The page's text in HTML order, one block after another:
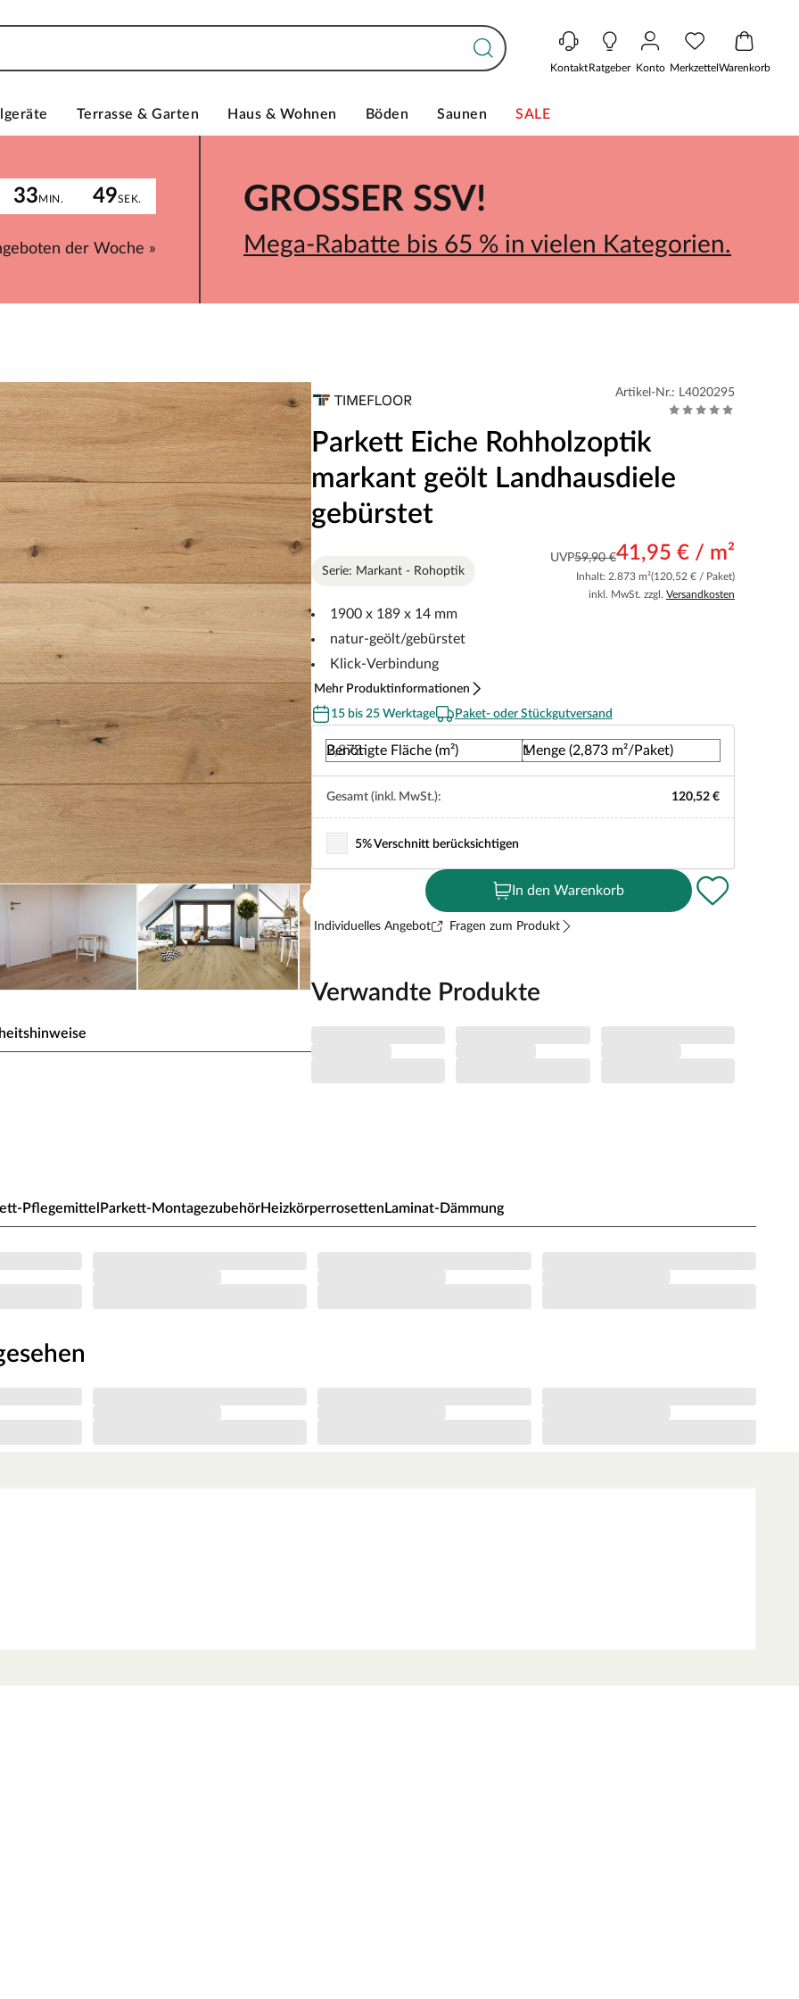
KontaktRatgeber Konto MerkzettelWarenkorb
Terrasse & Garten Haus & Wohnen Böden Saunen SALE
33MIN. 49SEK.
der Woche »
GROSSER SSV!
Mega-Rabatte bis 65 % in vielen Kategorien.
Holz hergestellt wäre. Die innovative
unter Beweis - Echte Eiche spricht für
und rustikalen Look, der jeden Raum
strukturiert das Verlegebild und verleiht ihm ein
wurden bei dieser Diele ausgebürstet.
Holz.
gleichzeitig den umfassenden Schutz der
Eiche Dielen aus, sind aber
natur geölte Dielen.
mm auf. Die schwimmende Verlegung ist
Artikel-Nr.: L4020295
Parkett Eiche Rohholzoptik
markant geölt Landhausdiele
gebürstet
UVP59,90 €41,95 € / m²
Inhalt: 2.873 m²(120,52 € / Paket)
inkl. MwSt. zzgl. Versandkosten
Serie: Markant - Rohoptik
1900 x 189 x 14 mm
natur-geölt/gebürstet
Klick-Verbindung
Mehr Produktinformationen
15 bis 25 Werktage
Paket- oder Stückgutversand
Benötigte Fläche (m²) Menge (2,873 m²/Paket)
Gesamt (inkl. MwSt.): 120,52 €
5% Verschnitt berücksichtigen
In den Warenkorb
Individuelles Angebot Fragen zum Produkt
Verwandte Produkte
Pflegemittel Parkett-MontagezubehörHeizkörperrosetten Laminat-Dämmung